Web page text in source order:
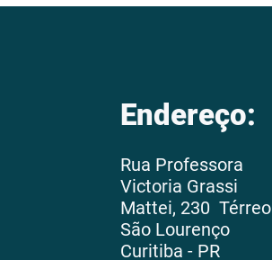
Endereço:
Rua Professora
Victoria Grassi
Mattei, 230 Térreo
São Lourenço
Curitiba - PR